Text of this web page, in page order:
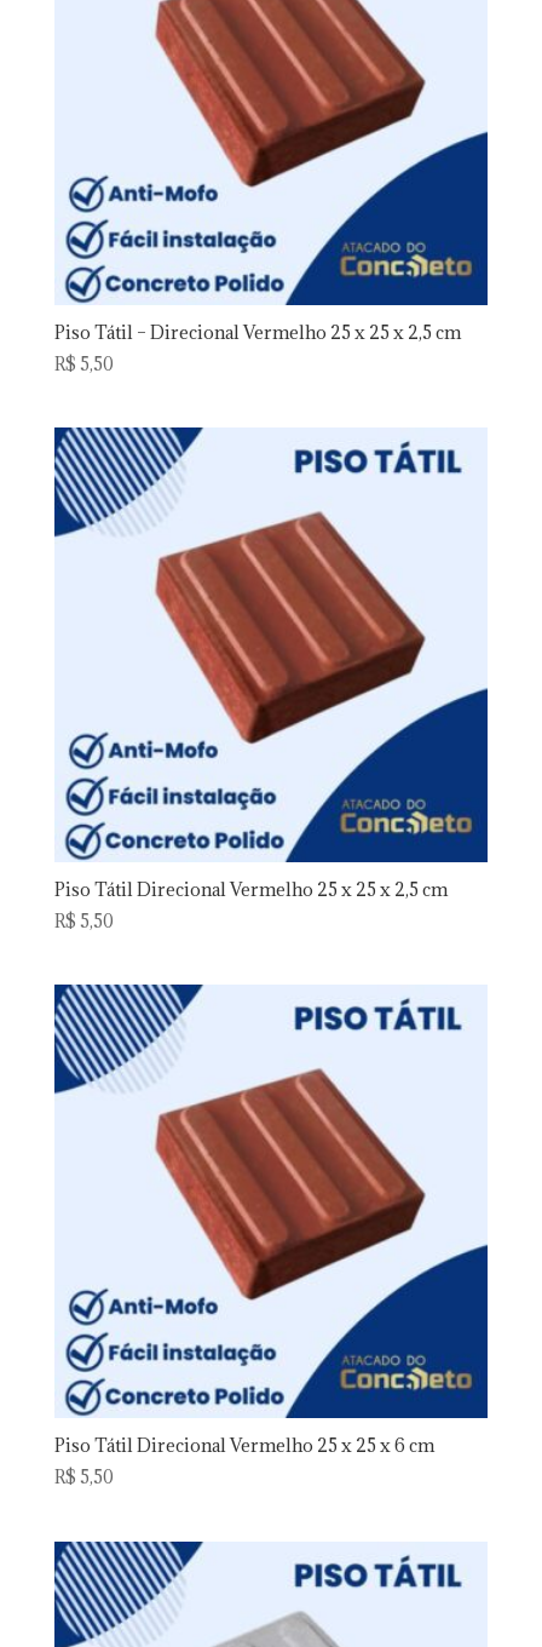
Piso Tátil – Direcional Vermelho 25 x 25 x 2,5 cm
R$ 5,50
Piso Tátil Direcional Vermelho 25 x 25 x 2,5 cm
R$ 5,50
Piso Tátil Direcional Vermelho 25 x 25 x 6 cm
R$ 5,50